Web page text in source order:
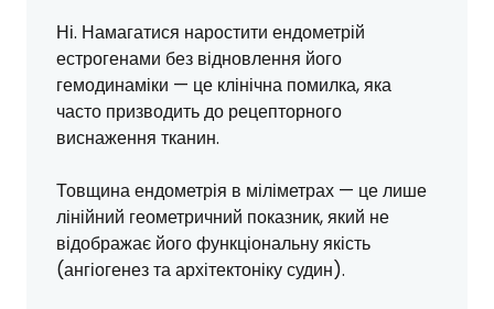
Ні. Намагатися наростити ендометрій
естрогенами без відновлення його
гемодинаміки — це клінічна помилка, яка
часто призводить до рецепторного
виснаження тканин.
Товщина ендометрія в міліметрах — це лише
лінійний геометричний показник, який не
відображає його функціональну якість
(ангіогенез та архітектоніку судин).